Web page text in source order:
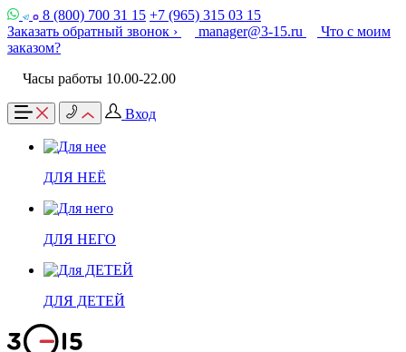
8 (800) 700 31 15 +7 (965) 315 03 15
Заказать обратный звонок ›
manager@3-15.ru
Что с моим
заказом?
Часы работы 10.00-22.00
Вход
ДЛЯ НЕЁ
ДЛЯ НЕГО
ДЛЯ ДЕТЕЙ